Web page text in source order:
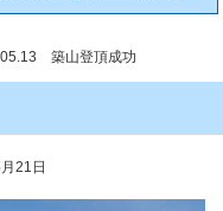
築山登頂成功
21日